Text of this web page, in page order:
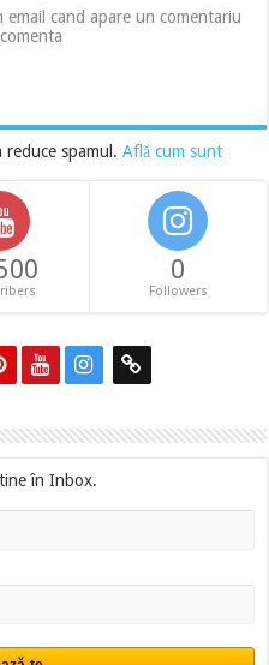
cand apare un comentariu
reduce spamul.Află cum sunt
0
Followers
în Inbox.